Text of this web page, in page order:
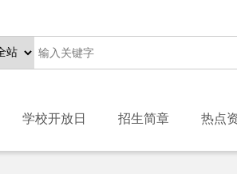
学校开放日 招生简章 热点